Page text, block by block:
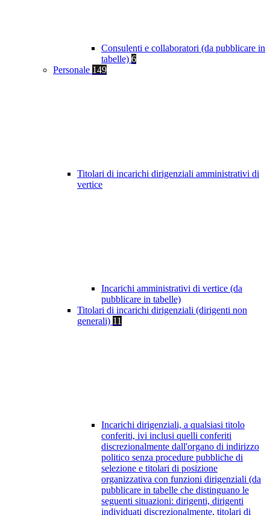
Consulenti e collaboratori (da pubblicare in
tabelle) 6
Personale 149
Titolari di incarichi dirigenziali amministrativi di
vertice
Incarichi amministrativi di vertice (da
pubblicare in tabelle)
Titolari di incarichi dirigenziali (dirigenti non
generali) 11
Incarichi dirigenziali, a qualsiasi titolo
conferiti, ivi inclusi quelli conferiti
discrezionalmente dall'organo di indirizzo
politico senza procedure pubbliche di
selezione e titolari di posizione
organizzativa con funzioni dirigenziali (da
pubblicare in tabelle che distinguano le
seguenti situazioni: dirigenti, dirigenti
individuati discrezionalmente, titolari di